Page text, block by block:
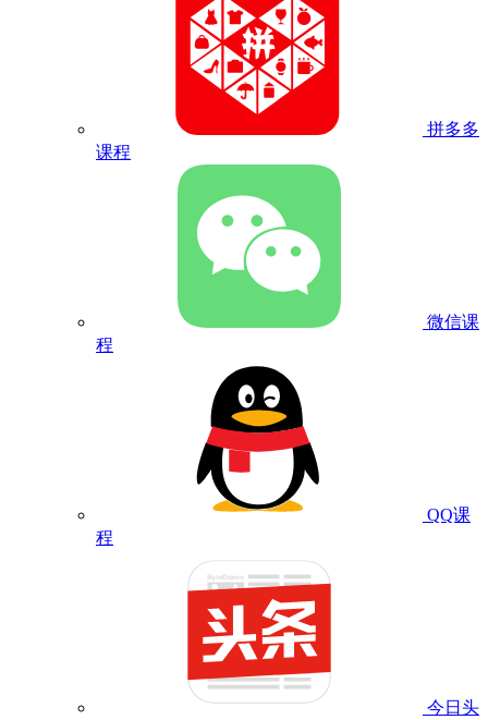
拼多多
课程
微信课
程
QQ课
程
今日头